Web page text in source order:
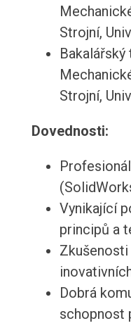
Strojní,
Strojní,
Dovednosti:
Vynikající
principů a
Dobrá
schopnost